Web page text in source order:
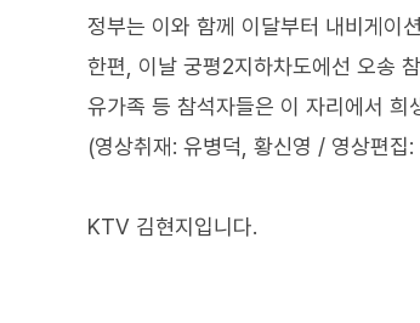
정부는 이와 함께 이달부터 내비게이
한편, 이날 궁평2지하차도에선 오송
유가족 등 참석자들은 이 자리에서 희
(영상취재: 유병덕, 황신영 / 영상편집:
KTV 김현지입니다.